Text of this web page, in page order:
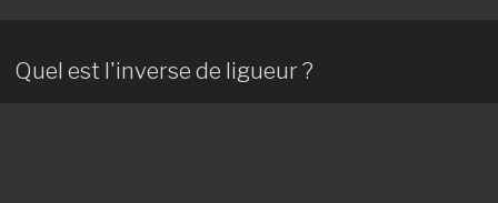
Quel est l'inverse de ligueur ?